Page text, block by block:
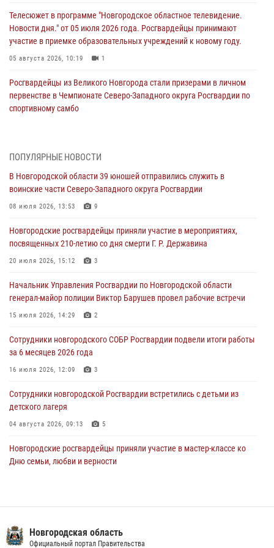
Телесюжет в программе "Новгородское областное телевидение.
Новости дня." от 05 июля 2026 года. Росгвардейцы принимают
участие в приемке образовательных учреждений к новому году.
05 августа 2026, 10:19 1
Росгвардейцы из Великого Новгорода стали призерами в личном
первенстве в Чемпионате Северо-Западного округа Росгвардии по
спортивному самбо
детского лагеря
04 августа 2026, 09:13 5
Новгородские росгвардейцы за неделю осуществили 203 выезда на
04 августа 2026, 09:12 1
Радиоэфир программы "Новости дня" на радио "Радио53" от 30
центре подготовки личного состава Росгвардии.
30 июля 2026, 16:00 1
разрешительной работы Росгвардии провели телефонную «горячую
линию»
30 июля 2026, 14:36 1
Новгородские росгвардейцы рассказали о службе детям из летнего
лагеря «Волынь»
30 июля 2026, 08:40 5
ПОПУЛЯРНЫЕ НОВОСТИ
В Новгородской области 39 юношей отправились служить в
воинские части Северо-Западного округа Росгвардии
08 июля 2026, 13:53 9
Новгородские росгвардейцы приняли участие в мероприятиях,
посвященных 210-летию со дня смерти Г. Р. Державина
20 июля 2026, 15:12 3
Начальник Управления Росгвардии по Новгородской области
генерал-майор полиции Виктор Барушев провел рабочие встречи
15 июля 2026, 14:29 2
Сотрудники новгородского СОБР Росгвардии подвели итоги работы
за 6 месяцев 2026 года
16 июля 2026, 12:09 3
Сотрудники новгородской Росгвардии встретились с детьми из
детского лагеря
04 августа 2026, 09:13 5
Новгородские росгвардейцы приняли участие в мастер-классе ко
Дню семьи, любви и верности
16 июля 2026, 12:06 3
Новгородская область
Официальный портал Правительства